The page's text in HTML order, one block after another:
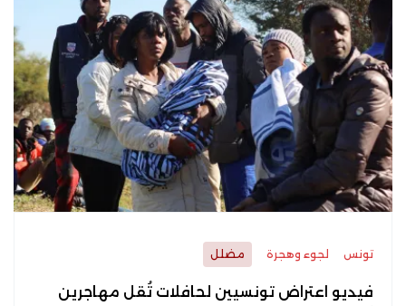
تونس لجوء وهجرة مضلل
فيديو اعتراض تونسيين لحافلات تُقل مهاجرين